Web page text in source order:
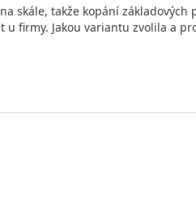
skále, takže kopání základových
firmy. Jakou variantu zvolila a